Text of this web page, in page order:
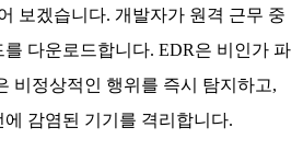
보겠습니다. 개발자가 원격 근무 중
다운로드합니다. EDR은 비인가 파
비정상적인 행위를 즉시 탐지하고,
감염된 기기를 격리합니다.